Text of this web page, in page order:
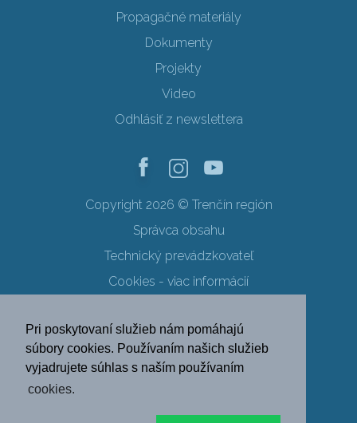
Pri poskytovaní služieb nám pomáhajú
súbory cookies. Používaním našich služieb
vyjadrujete súhlas s naším používaním
cookies.
Propagačné materiály
Dokumenty
Projekty
Video
Odhlásiť z newslettera
Copyright 2026 © Trenčín región
Správca obsahu
Technický prevádzkovateľ
Cookies - viac informácií
Ochrana osobných údajov
SK EN DE
PL